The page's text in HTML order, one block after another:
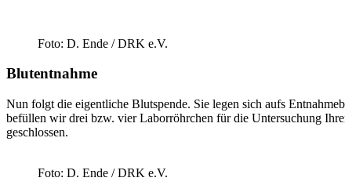
Foto: D. Ende / DRK e.V.
Blutentnahme
Nun folgt die eigentliche Blutspende. Sie legen sich aufs
befüllen wir drei bzw. vier Laborröhrchen für die Untersuchung
geschlossen.
Foto: D. Ende / DRK e.V.